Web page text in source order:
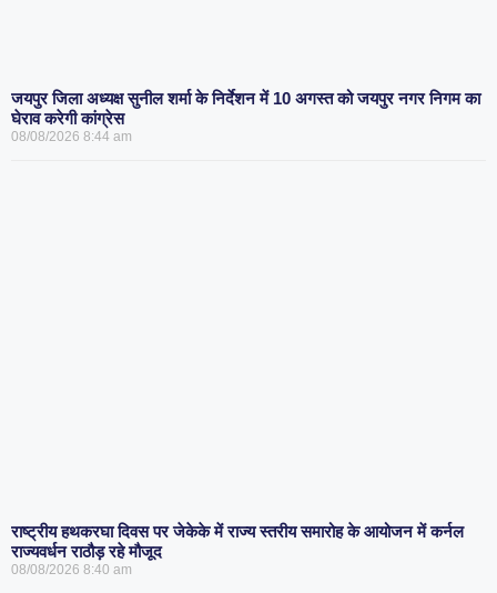
जयपुर जिला अध्यक्ष सुनील शर्मा के निर्देशन में 10 अगस्त को जयपुर नगर निगम का
घेराव करेगी कांग्रेस
08/08/2026 8:44 am
राष्ट्रीय हथकरघा दिवस पर जेकेके में राज्य स्तरीय समारोह के आयोजन में कर्नल
राज्यवर्धन राठौड़ रहे मौजूद
08/08/2026 8:40 am